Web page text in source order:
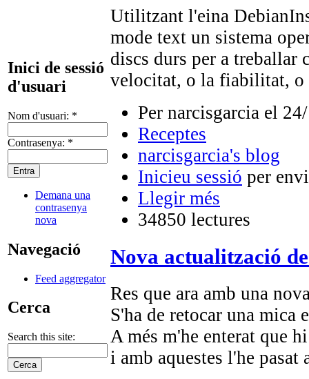
Inici de sessió
d'usuari
Nom d'usuari: *
Contrasenya: *
Demana una
contrasenya
nova
Navegació
Feed aggregator
Cerca
Search this site:
Utilitzant l'eina
mode text un sistema
discs durs per a
velocitat, o la fiabilitat, o
Per narcisgarcia el
Receptes
narcisgarcia's blog
Inicieu sessió per
Llegir més
34850 lectures
Nova actualització
Res que ara amb una
S'ha de retocar una mica
A més m'he enterat que
i amb aquestes l'he